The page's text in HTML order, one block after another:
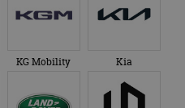
KG Mobility Kia